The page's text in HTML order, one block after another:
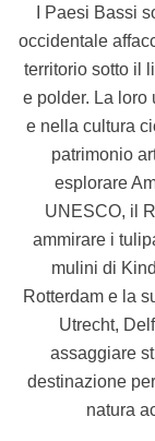
I Paesi Bassi
occidentale
territorio sotto il
e polder. La loro
e nella cultura
patrimonio
esplorare
UNESCO, il
ammirare i
mulini di
Rotterdam e la
Utrecht,
assaggiare
destinazione
natura